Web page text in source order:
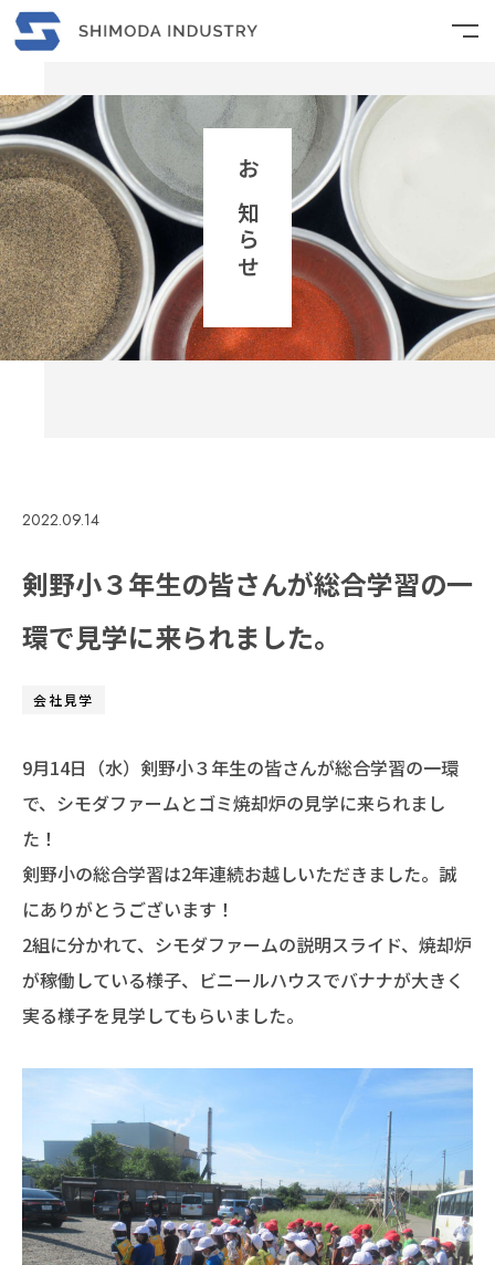
TOP
お知らせ
企業文化
鋳材部
環境部
お問い合わせ
お知らせ
2022.09.14
剣野小３年生の皆さんが総合学習の一
環で見学に来られました。
会社見学
9月14日（水）剣野小３年生の皆さんが総合学習の一環
で、シモダファームとゴミ焼却炉の見学に来られまし
た！
剣野小の総合学習は2年連続お越しいただきました。誠
にありがとうございます！
2組に分かれて、シモダファームの説明スライド、焼却炉
が稼働している様子、ビニールハウスでバナナが大きく
実る様子を見学してもらいました。